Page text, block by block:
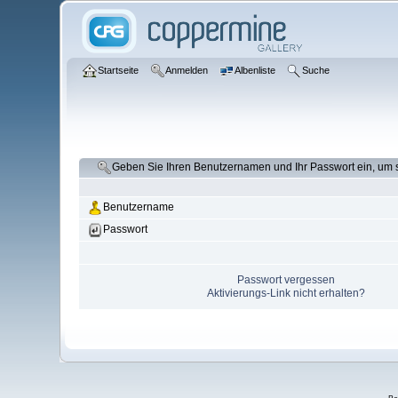
Startseite Anmelden Albenliste Suche
Geben Sie Ihren Benutzernamen und Ihr Passwort ein, um
Benutzername
Passwort
Passwort vergessen
Aktivierungs-Link nicht erhalten?